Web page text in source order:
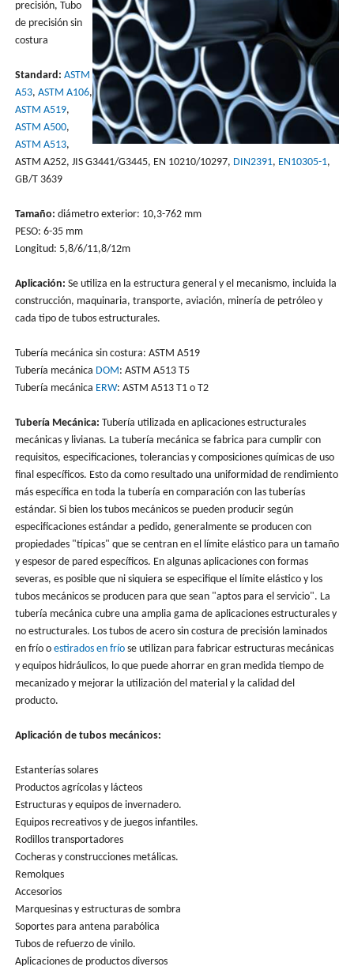
precisión, Tubo
de precisión sin
costura
Standard: ASTM
A53, ASTM A106,
ASTM A519,
ASTM A500,
ASTM A513,
ASTM A252, JIS G3441/G3445, EN 10210/10297, DIN2391, EN10305-1,
GB/T 3639
Tamaño: diámetro exterior: 10,3-762 mm
PESO: 6-35 mm
Longitud: 5,8/6/11,8/12m
Aplicación: Se utiliza en la estructura general y el mecanismo, incluida la
construcción, maquinaria, transporte, aviación, minería de petróleo y
cada tipo de tubos estructurales.
Tubería mecánica sin costura: ASTM A519
Tubería mecánica DOM : ASTM A513 T5
Tubería mecánica ERW: ASTM A513 T1 o T2
Tubería Mecánica: Tubería utilizada en aplicaciones estructurales
mecánicas y livianas. La tubería mecánica se fabrica para cumplir con
requisitos, especificaciones, tolerancias y composiciones químicas de uso
final específicos. Esto da como resultado una uniformidad de rendimiento
más específica en toda la tubería en comparación con las tuberías
estándar. Si bien los tubos mecánicos se pueden producir según
especificaciones estándar a pedido, generalmente se producen con
propiedades "típicas" que se centran en el límite elástico para un tamaño
y espesor de pared específicos. En algunas aplicaciones con formas
severas, es posible que ni siquiera se especifique el límite elástico y los
tubos mecánicos se producen para que sean "aptos para el servicio". La
tubería mecánica cubre una amplia gama de aplicaciones estructurales y
no estructurales. Los tubos de acero sin costura de precisión laminados
en frío o estirados en fríose utilizan para fabricar estructuras mecánicas
y equipos hidráulicos, lo que puede ahorrar en gran medida tiempo de
mecanizado y mejorar la utilización del material y la calidad del
producto.
Aplicación de tubos mecánicos:
Estanterías solares
Productos agrícolas y lácteos
Estructuras y equipos de invernadero.
Equipos recreativos y de juegos infantiles.
Rodillos transportadores
Cocheras y construcciones metálicas.
Remolques
Accesorios
Marquesinas y estructuras de sombra
Soportes para antena parabólica
Tubos de refuerzo de vinilo.
Aplicaciones de productos diversos